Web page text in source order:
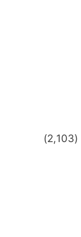
(2,103)